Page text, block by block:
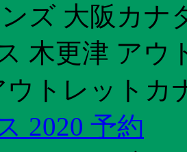
ズ 大阪カナ
木更津 アウ
ウトレットカ
2020 予約